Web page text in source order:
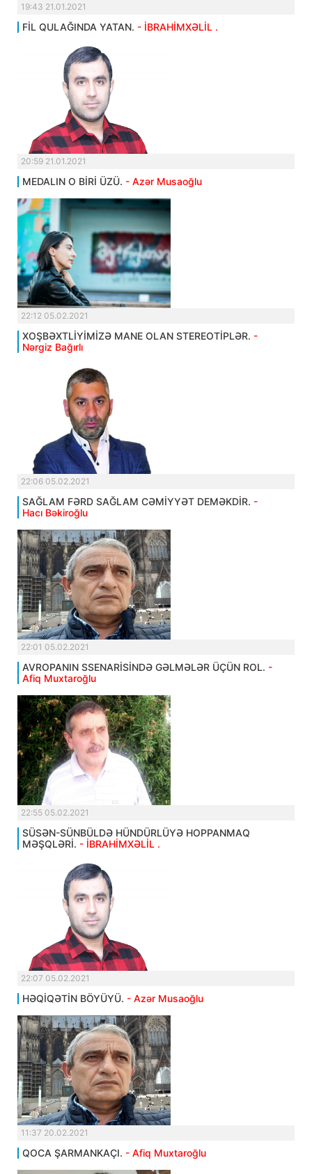
19:43 21.01.2021
FİL QULAĞINDA YATAN. - İBRAHİMXƏLİL .
20:59 21.01.2021
MEDALIN O BİRİ ÜZÜ. - Azər Musaoğlu
22:12 05.02.2021
XOŞBƏXTLİYİMİZƏ MANE OLAN STEREOTİPLƏR. -
Nərgiz Bağırlı
22:06 05.02.2021
SAĞLAM FƏRD SAĞLAM CƏMİYYƏT DEMƏKDİR. -
Hacı Bəkiroğlu
22:01 05.02.2021
AVROPANIN SSENARİSİNDƏ GƏLMƏLƏR ÜÇÜN ROL. -
Afiq Muxtaroğlu
22:55 05.02.2021
SÜSƏN-SÜNBÜLDƏ HÜNDÜRLÜYƏ HOPPANMAQ
MƏŞQLƏRİ. - İBRAHİMXƏLİL .
22:07 05.02.2021
HƏQİQƏTİN BÖYÜYÜ. - Azər Musaoğlu
11:37 20.02.2021
QOCA ŞARMANKAÇI. - Afiq Muxtaroğlu